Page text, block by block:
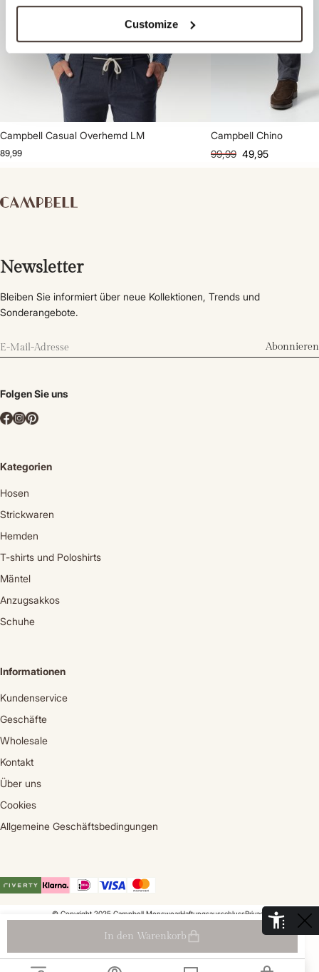
Customize
In den Warenkorb
Campbell Casual Overhemd LM
89,99
Campbell Chino
99,99 49,95
Newsletter
Bleiben Sie informiert über neue Kollektionen, Trends und
Sonderangebote.
Abonnieren
Folgen Sie uns
Kategorien
Hosen
Strickwaren
Hemden
T-shirts und Poloshirts
Mäntel
Anzugsakkos
Schuhe
Informationen
Kundenservice
Geschäfte
Wholesale
Kontakt
Über uns
Cookies
Allgemeine Geschäftsbedingungen
© Copyright 2025 Campbell MenswearHaftungsausschlussPrivacy
De Aaldor 13, 4191 PC, Geldermalsen - Niederlande